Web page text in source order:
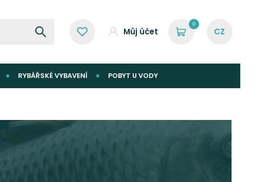
Můj účet
0
RYBÁŘSKÉ VYBAVENÍ POBYT U VODY